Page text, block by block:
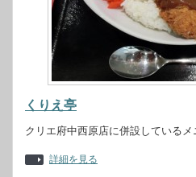
くりえ亭
クリエ府中西原店に併設している
詳細を見る